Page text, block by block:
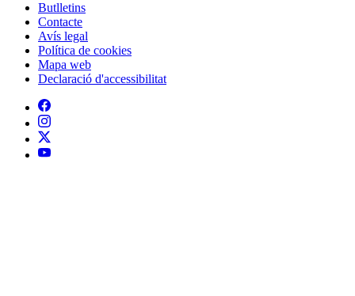
Peu
Butlletins
Contacte
Avís legal
Política de cookies
Mapa web
Declaració d'accessibilitat